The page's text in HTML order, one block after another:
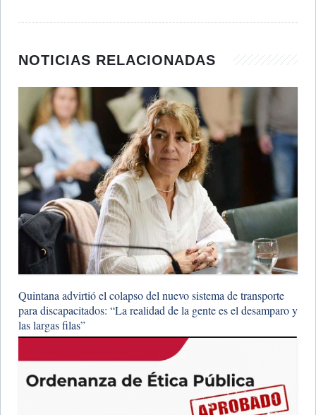
NOTICIAS RELACIONADAS
Quintana advirtió el colapso del nuevo sistema de transporte
para discapacitados: “La realidad de la gente es el desamparo y
las largas filas”